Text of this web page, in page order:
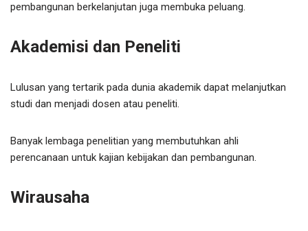
pembangunan berkelanjutan juga membuka peluang.
Akademisi dan Peneliti
Lulusan yang tertarik pada dunia akademik dapat melanjutkan
studi dan menjadi dosen atau peneliti.
Banyak lembaga penelitian yang membutuhkan ahli
perencanaan untuk kajian kebijakan dan pembangunan.
Wirausaha